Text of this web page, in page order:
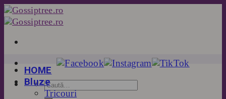
Skip
to
HOME
Bluze
Tricouri